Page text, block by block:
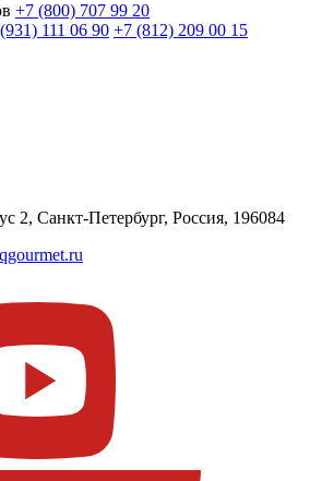
+7 (800) 707 99 20
111 06 90 +7 (812) 209 00 15
2, Санкт-Петербург, Россия, 196084